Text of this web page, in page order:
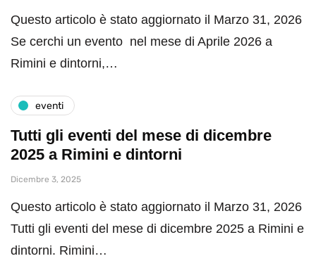
Questo articolo è stato aggiornato il Marzo 31, 2026
Se cerchi un evento nel mese di Aprile 2026 a
Rimini e dintorni,…
eventi
Tutti gli eventi del mese di dicembre
2025 a Rimini e dintorni
Dicembre 3, 2025
Questo articolo è stato aggiornato il Marzo 31, 2026
Tutti gli eventi del mese di dicembre 2025 a Rimini e
dintorni. Rimini…